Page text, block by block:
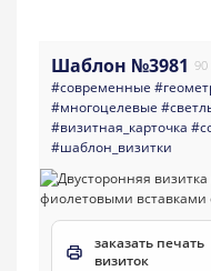
Шаблон №3981 90
#современные
#многоцелевые
#визитная_карточка
#шаблон_визитки
заказать печать
визиток